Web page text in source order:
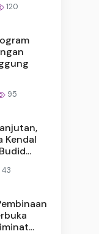
120
95
Kendal
43